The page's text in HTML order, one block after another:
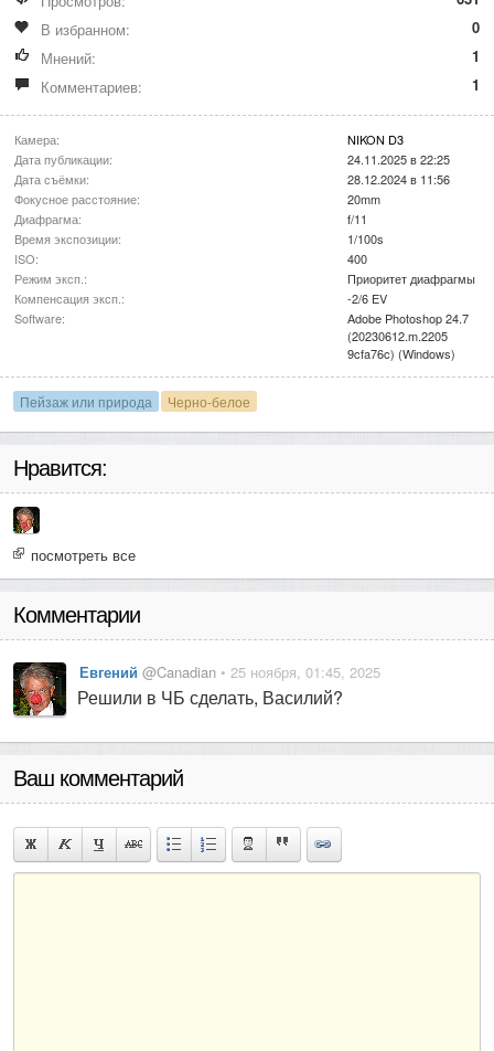
В избранном:
0
Мнений:
1
Комментариев:
1
Камера:
NIKON D3
Дата публикации:
24.11.2025 в 22:25
Дата съёмки:
28.12.2024 в 11:56
Фокусное расстояние:
20mm
Диафрагма:
f/11
Время экспозиции:
1/100s
ISO:
400
Режим эксп.:
Приоритет диафрагмы
Компенсация эксп.:
-2/6 EV
Software:
Adobe Photoshop 24.7
(20230612.m.2205
9cfa76c) (Windows)
Пейзаж или природа Черно-белое
Нравится:
посмотреть все
Комментарии
Евгений @Canadian • 25 ноября, 01:45, 2025
Решили в ЧБ сделать, Василий?
Ваш комментарий